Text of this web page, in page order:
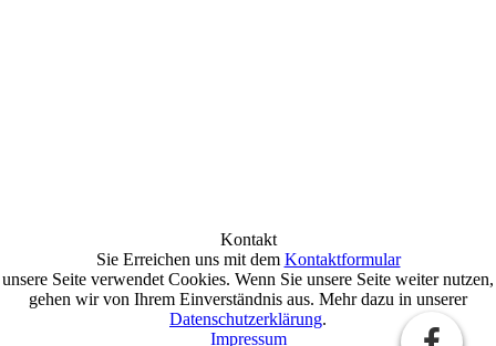
Kontakt
Sie Erreichen uns mit dem Kontaktformular
unsere Seite verwendet Cookies. Wenn Sie unsere Seite weiter nutzen,
gehen wir von Ihrem Einverständnis aus. Mehr dazu in unserer
Datenschutzerklärung.
Impressum